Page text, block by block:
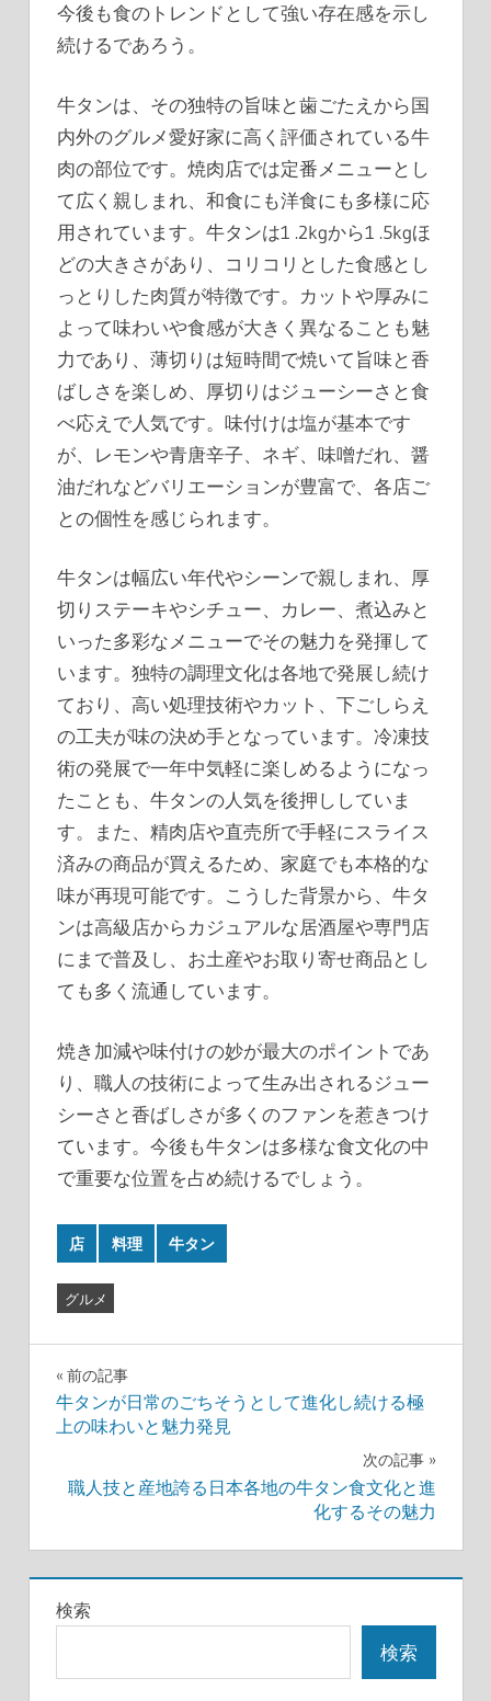
今後も食のトレンドとして強い存在感を示し
続けるであろう。
牛タンは、その独特の旨味と歯ごたえから国
内外のグルメ愛好家に高く評価されている牛
肉の部位です。焼肉店では定番メニューとし
て広く親しまれ、和食にも洋食にも多様に応
用されています。牛タンは1 .2kgから1 .5kgほ
どの大きさがあり、コリコリとした食感とし
っとりした肉質が特徴です。カットや厚みに
よって味わいや食感が大きく異なることも魅
力であり、薄切りは短時間で焼いて旨味と香
ばしさを楽しめ、厚切りはジューシーさと食
べ応えで人気です。味付けは塩が基本です
が、レモンや青唐辛子、ネギ、味噌だれ、醤
油だれなどバリエーションが豊富で、各店ご
との個性を感じられます。
牛タンは幅広い年代やシーンで親しまれ、厚
切りステーキやシチュー、カレー、煮込みと
いった多彩なメニューでその魅力を発揮して
います。独特の調理文化は各地で発展し続け
ており、高い処理技術やカット、下ごしらえ
の工夫が味の決め手となっています。冷凍技
術の発展で一年中気軽に楽しめるようになっ
たことも、牛タンの人気を後押ししていま
す。また、精肉店や直売所で手軽にスライス
済みの商品が買えるため、家庭でも本格的な
味が再現可能です。こうした背景から、牛タ
ンは高級店からカジュアルな居酒屋や専門店
にまで普及し、お土産やお取り寄せ商品とし
ても多く流通しています。
焼き加減や味付けの妙が最大のポイントであ
り、職人の技術によって生み出されるジュー
シーさと香ばしさが多くのファンを惹きつけ
ています。今後も牛タンは多様な食文化の中
で重要な位置を占め続けるでしょう。
店 料理 牛タン
グルメ
投
稿
ゲ
ー
シ
ョ
前の記事
牛タンが日常のごちそうとして進化し続ける極
上の味わいと魅力発見
次の記事
職人技と産地誇る日本各地の牛タン食文化と進
化するその魅力
検索
検索